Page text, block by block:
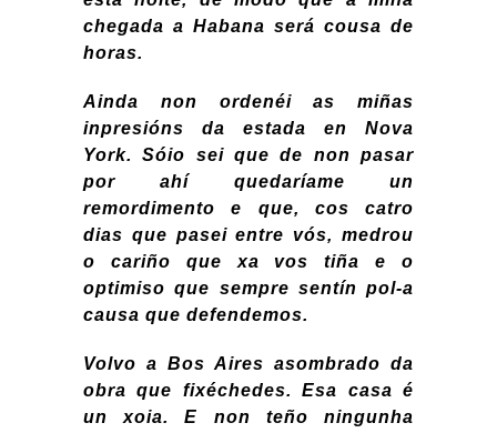
chegada a Habana será cousa de
horas.
Ainda non ordenéi as miñas
inpresións da estada en Nova
York. Sóio sei que de non pasar
por ahí quedaríame un
remordimento e que, cos catro
dias que pasei entre vós, medrou
o cariño que xa vos tiña e o
optimiso que sempre sentín pol-a
causa que defendemos.
Volvo a Bos Aires asombrado da
obra que fixéchedes. Esa casa é
un xoia. E non teño ningunha